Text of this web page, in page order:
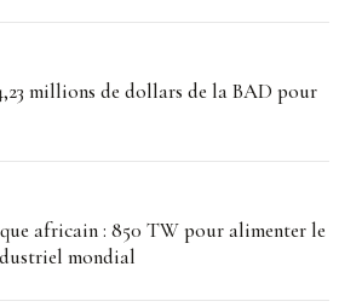
millions de dollars de la BAD pour
africain : 850 TW pour alimenter le
mondial